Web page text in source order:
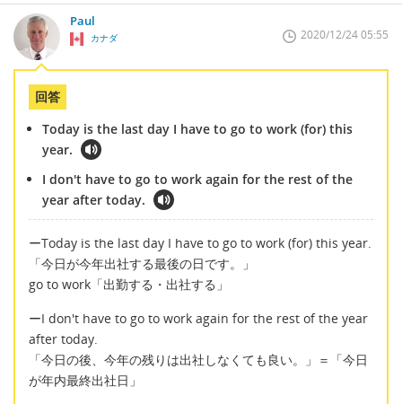
Paul
カナダ 2020/12/24 05:55
回答
Today is the last day I have to go to work (for) this
year.
I don't have to go to work again for the rest of the
year after today.
ーToday is the last day I have to go to work (for) this year.
「今日が今年出社する最後の日です。」
go to work「出勤する・出社する」
ーI don't have to go to work again for the rest of the year
after today.
「今日の後、今年の残りは出社しなくても良い。」＝「今日
が年内最終出社日」